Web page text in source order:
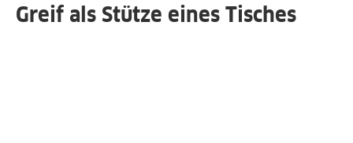
Greif als Stütze eines Tisches